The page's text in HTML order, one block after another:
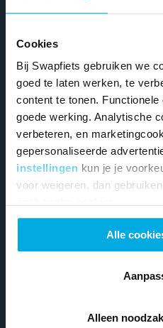
Cookies
Bij Swapfiets gebruiken we
goed te laten werken, te
content te tonen.
goede werking. Analytische
verbeteren, en
gepersonaliseerde
instellingen kun je je
voor weigeren, dan
Alle
Alleen